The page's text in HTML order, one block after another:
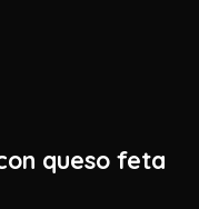
queso feta